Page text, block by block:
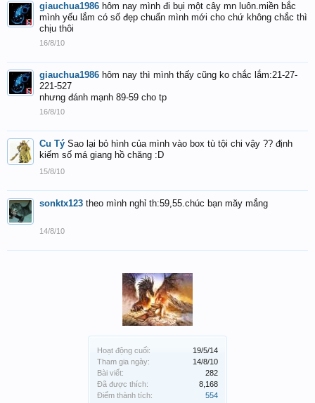
Hoạt động cuối:
19/5/14
Tham gia ngày:
14/8/10
Bài viết:
282
Đã được thích:
8,168
Điểm thành tích:
554
giauchua1986 hôm nay mình đi bụi một cây mn luôn.miền bắc
mình yếu lắm có số đẹp chuẩn mình mới cho chứ không chắc thì
chịu thôi
16/8/10
giauchua1986 hôm nay thì mình thấy cũng ko chắc lắm:21-27-
221-527
nhưng đánh mạnh 89-59 cho tp
16/8/10
Cu Tý Sao lại bỏ hình của mình vào box tù tội chi vậy ?? định
kiếm số má giang hồ chăng :D
15/8/10
sonktx123 theo mình nghỉ th:59,55.chúc bạn măy mắng
14/8/10